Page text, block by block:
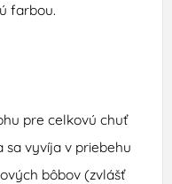
farbou.
pre celkovú chuť
sa vyvíja v priebehu
bôbov (zvlášť